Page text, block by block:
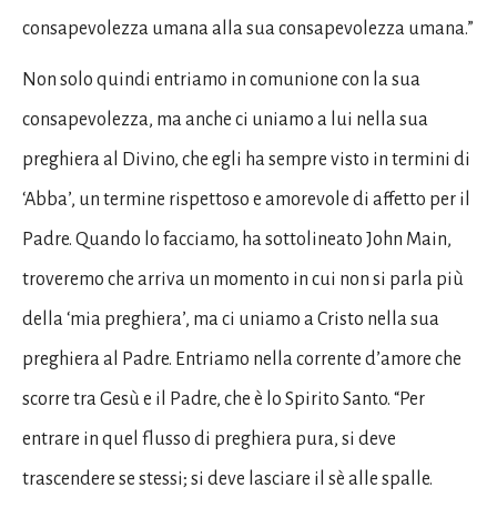
consapevolezza umana alla sua consapevolezza umana.”
Non solo quindi entriamo in comunione con la sua
consapevolezza, ma anche ci uniamo a lui nella sua
preghiera al Divino, che egli ha sempre visto in termini di
‘Abba’, un termine rispettoso e amorevole di affetto per il
Padre. Quando lo facciamo, ha sottolineato John Main,
troveremo che arriva un momento in cui non si parla più
della ‘mia preghiera’, ma ci uniamo a Cristo nella sua
preghiera al Padre. Entriamo nella corrente d’amore che
scorre tra Gesù e il Padre, che è lo Spirito Santo. “Per
entrare in quel flusso di preghiera pura, si deve
trascendere se stessi; si deve lasciare il sè alle spalle.